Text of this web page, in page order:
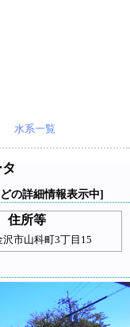
水系一覧
の詳細情報表示中]
住所等
沢市山科町3丁目15